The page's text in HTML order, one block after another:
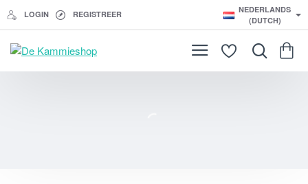
De
Kammieshop
LOGIN REGISTREER
NEDERLANDS
(DUTCH)